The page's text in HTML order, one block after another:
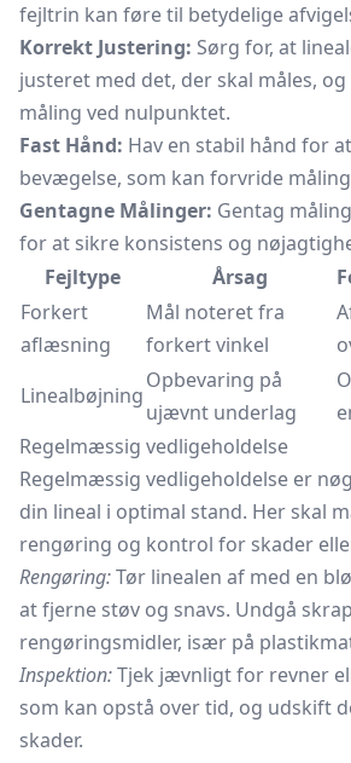
fejltrin kan føre til betydelige
Korrekt Justering: Sørg for, at
justeret med det, der skal måles,
måling ved nulpunktet.
Fast Hånd: Hav en stabil hånd for
bevægelse, som kan forvride
Gentagne Målinger: Gentag
for at sikre konsistens og
Fejltype
Årsag
Forkert
aflæsning
Mål noteret fra
forkert vinkel
Linealbøjning
Opbevaring på
ujævnt underlag
Regelmæssig vedligeholdelse
Regelmæssig vedligeholdelse er
din lineal i optimal stand. Her skal
rengøring og kontrol for skader
Rengøring:Tør linealen af med en
at fjerne støv og snavs. Undgå
rengøringsmidler, især på
Inspektion:Tjek jævnligt for revner
som kan opstå over tid, og udskift
skader.